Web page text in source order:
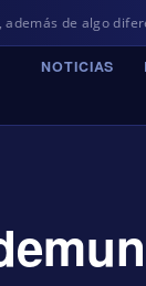
diferente en
NOTICIAS